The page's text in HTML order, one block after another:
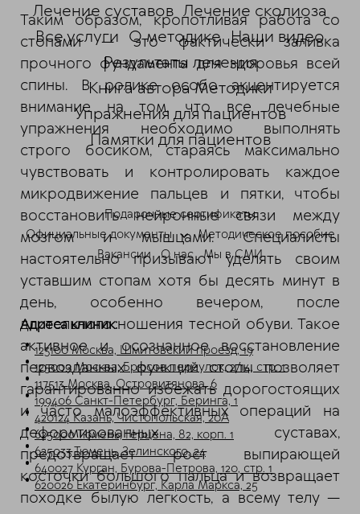
Таким образом, кропотливая работа со
стопами — это фактически заливка
прочного фундамента для здоровья всей
спины. В ролике особо акцентируется
внимание на том, что все лечебные
упражнения необходимо выполнять
строго босиком, стараясь максимально
чувствовать и контролировать каждое
микродвижение пальцев и пятки, чтобы
восстановить нейронные связи между
мозгом и мышцами. Специалисты
настоятельно призывают уделять своим
уставшим стопам хотя бы десять минут в
день, особенно вечером, после
длительного ношения тесной обуви. Такое
активное и осознанное восстановление
первозданных функций стопы позволяет
гарантированно избежать дорогостоящих
и часто малоэффективных операций на
деформированных суставах,
предотвращает рост выпирающей
косточки большого пальца и возвращает
походке былую легкость, а всему телу —
Лечение суставов Лечение сколиоза
Все услуги О методике Наши видео
Результаты лечения
Книга автора Методики
Упражнения для пациентов
Памятки для пациентов
Подарочные сертификаты
Официальные документы
Методическое пособие
Вакансии
О нас Мы в СМИ
Адреса клиник:
123100 Москва, Шмитовский проезд, 19
125009 Москва, Брюсов переулок, 2/14, стр. 1
117513 Москва, Островитянова, 6
199406 Санкт-Петербург, Беринга, 1
420124 Казань, Чистопольская, 20А
625000 Тюмень, Герцена, 82, корп. 1
625033 Тюмень, Зелинского, 24
640027 Курган, Бурова-Петрова, 120, стр. 1
620026 Екатеринбург, Карла Маркса, 25
online
Мессенджеры
Свяжитесь с нами через любой удобный
мессенджер!
Max